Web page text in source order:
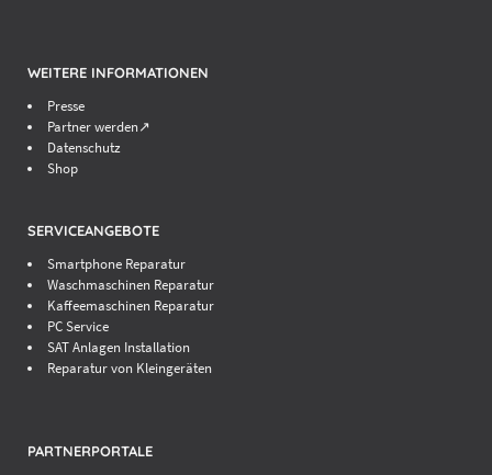
WEITERE INFORMATIONEN
Presse
Partner werden↗
Datenschutz
Shop
SERVICEANGEBOTE
Smartphone Reparatur
Waschmaschinen Reparatur
Kaffeemaschinen Reparatur
PC Service
SAT Anlagen Installation
Reparatur von Kleingeräten
PARTNERPORTALE